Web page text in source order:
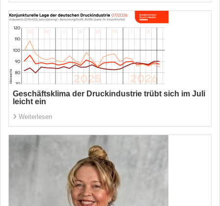
Geschäftsklima der Druckindustrie trübt sich im Juli
leicht ein
Weiterlesen